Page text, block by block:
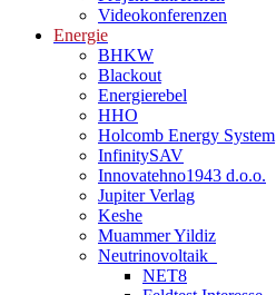
Videokonferenzen
Energie
BHKW
Blackout
Energierebel
HHO
Holcomb Energy System
InfinitySAV
Innovatehno1943 d.o.o.
Jupiter Verlag
Keshe
Muammer Yildiz
Neutrinovoltaik
NET8